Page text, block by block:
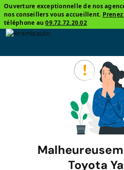
Ouverture exceptionnelle de nos
nos conseillers vous accueillent.
téléphone au09.72.72.20.02
Toyota